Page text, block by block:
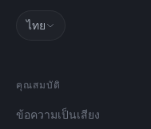
ไทย
คุณสมบัติ
ข้อความเป็นเสียง